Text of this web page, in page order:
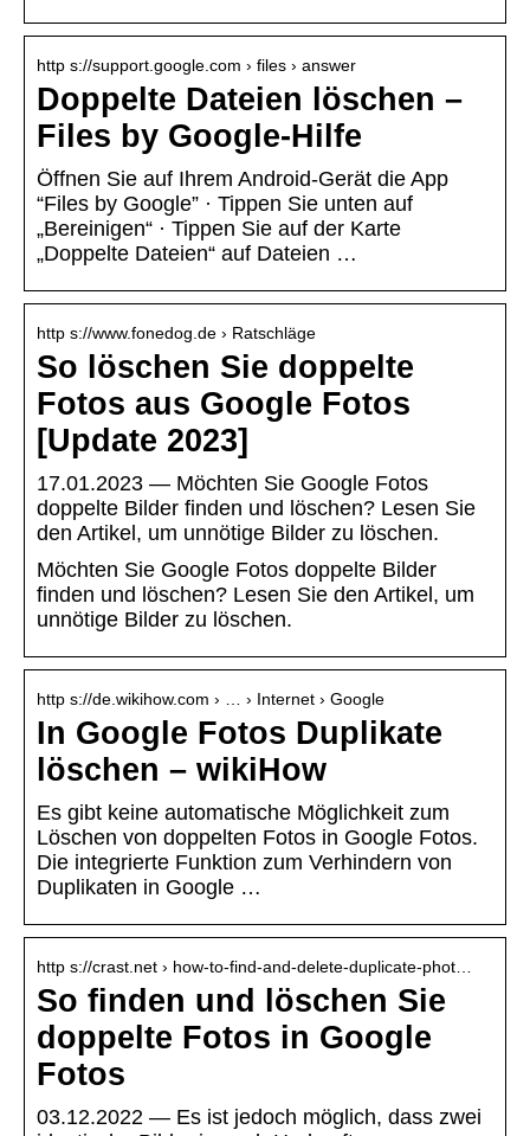
http s://support.google.com › files › answer
Doppelte Dateien löschen –
Files by Google-Hilfe
Öffnen Sie auf Ihrem Android-Gerät die App
“Files by Google” · Tippen Sie unten auf
„Bereinigen“ · Tippen Sie auf der Karte
„Doppelte Dateien“ auf Dateien …
http s://www.fonedog.de › Ratschläge
So löschen Sie doppelte
Fotos aus Google Fotos
[Update 2023]
17.01.2023 — Möchten Sie Google Fotos
doppelte Bilder finden und löschen? Lesen Sie
den Artikel, um unnötige Bilder zu löschen.
Möchten Sie Google Fotos doppelte Bilder
finden und löschen? Lesen Sie den Artikel, um
unnötige Bilder zu löschen.
http s://de.wikihow.com › … › Internet › Google
In Google Fotos Duplikate
löschen – wikiHow
Es gibt keine automatische Möglichkeit zum
Löschen von doppelten Fotos in Google Fotos.
Die integrierte Funktion zum Verhindern von
Duplikaten in Google …
http s://crast.net › how-to-find-and-delete-duplicate-phot…
So finden und löschen Sie
doppelte Fotos in Google
Fotos
03.12.2022 — Es ist jedoch möglich, dass zwei